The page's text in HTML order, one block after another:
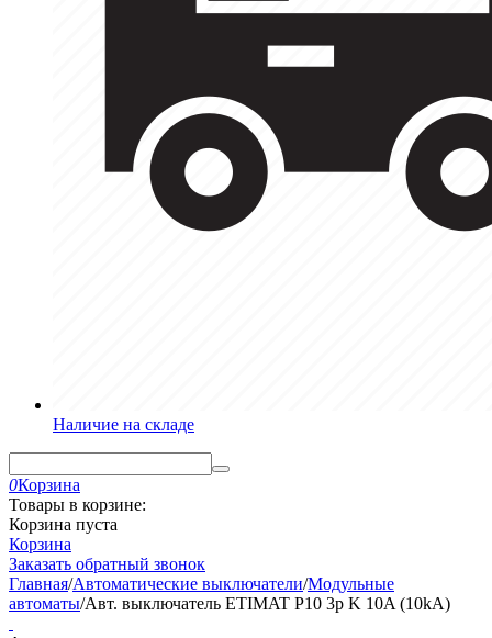
Наличие на складе
0Корзина
Товары в корзине:
Корзина пуста
Корзина
Заказать обратный звонок
Главная/Автоматические выключатели/Модульные
автоматы/Авт. выключатель ETIMAT P10 3p K 10A (10kA)